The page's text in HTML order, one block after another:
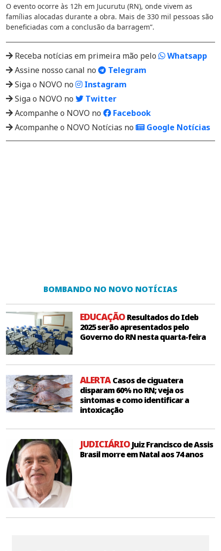
O evento ocorre às 12h em Jucurutu (RN), onde vivem as
famílias alocadas durante a obra. Mais de 330 mil pessoas são
beneficiadas com a conclusão da barragem”.
Receba notícias em primeira mão pelo
Whatsapp
Assine nosso canal no
Telegram
Siga o NOVO no
Instagram
Siga o NOVO no
Twitter
Acompanhe o NOVO no
Facebook
Acompanhe o NOVO Notícias no
Google Notícias
BOMBANDO NO NOVO NOTÍCIAS
EDUCAÇÃOResultados do Ideb
2025 serão apresentados pelo
Governo do RN nesta quarta-feira
ALERTACasos de ciguatera
disparam 60% no RN; veja os
sintomas e como identificar a
intoxicação
JUDICIÁRIOJuiz Francisco de Assis
Brasil morre em Natal aos 74 anos